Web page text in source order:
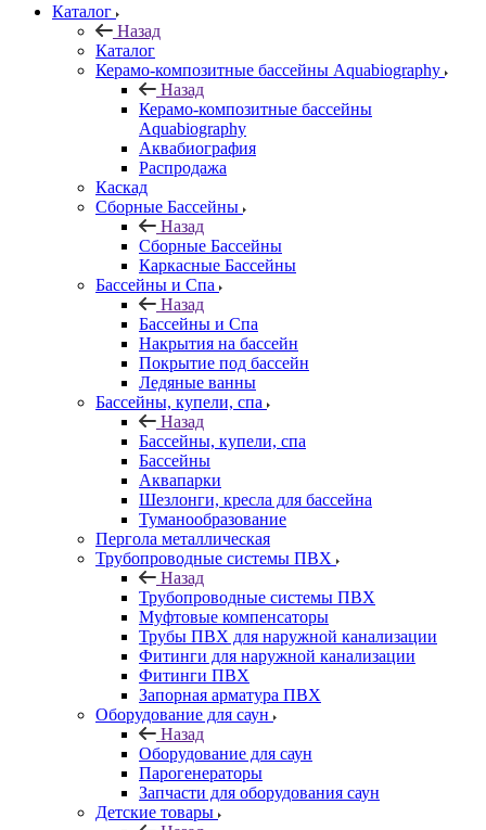
Каталог
Назад
Каталог
Керамо-композитные бассейны Aquabiography
Назад
Керамо-композитные бассейны
Aquabiography
Аквабиография
Распродажа
Каскад
Сборные Бассейны
Назад
Сборные Бассейны
Каркасные Бассейны
Бассейны и Спа
Назад
Бассейны и Спа
Накрытия на бассейн
Покрытие под бассейн
Ледяные ванны
Бассейны, купели, спа
Назад
Бассейны, купели, спа
Бассейны
Аквапарки
Шезлонги, кресла для бассейна
Туманообразование
Пергола металлическая
Трубопроводные системы ПВХ
Назад
Трубопроводные системы ПВХ
Муфтовые компенсаторы
Трубы ПВХ для наружной канализации
Фитинги для наружной канализации
Фитинги ПВХ
Запорная арматура ПВХ
Оборудование для саун
Назад
Оборудование для саун
Парогенераторы
Запчасти для оборудования саун
Детские товары